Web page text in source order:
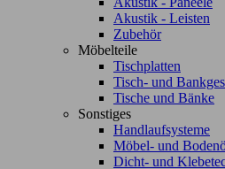
Akustik - Leisten
Zubehör
Möbelteile
Tischplatten
Tisch- und
Tische und Bänke
Sonstiges
Handlaufsysteme
Möbel- und
Dicht- und